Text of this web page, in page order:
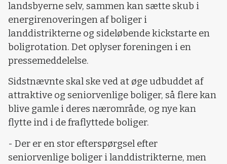
landsbyerne selv, sammen kan sætte skub i
energirenoveringen af boliger i
landdistrikterne og sideløbende kickstarte en
boligrotation. Det oplyser foreningen i en
pressemeddelelse.
Sidstnævnte skal ske ved at øge udbuddet af
attraktive og seniorvenlige boliger, så flere kan
blive gamle i deres nærområde, og nye kan
flytte ind i de fraflyttede boliger.
- Der er en stor efterspørgsel efter
seniorvenlige boliger i landdistrikterne, men